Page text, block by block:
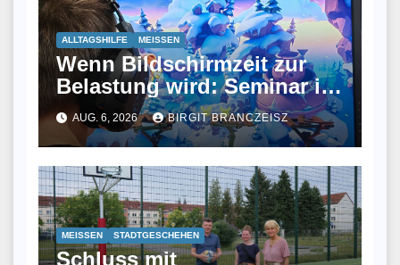
ALLTAGSHILFE MEISSEN
Wenn Bildschirmzeit zur
Belastung wird: Seminar in
Meißen
AUG. 6, 2026 BIRGIT BRANCZEISZ
MEISSEN STADTGESCHEHEN
Schluss mit